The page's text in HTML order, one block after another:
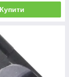
Купити